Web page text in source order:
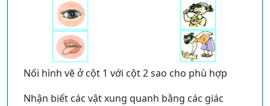
Nối hình vẽ ở cột 1 với cột 2 sao cho phù hợp
Nhận biết các vật xung quanh bằng các giác